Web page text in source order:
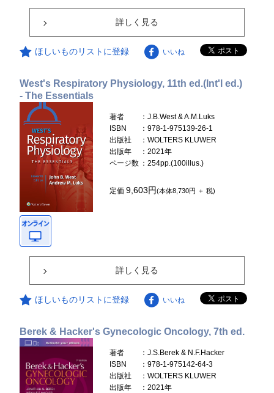
詳しく見る
ほしいものリストに登録 いいね
West's Respiratory Physiology, 11th ed.(Int'l ed.)
- The Essentials
著者
：J.B.West & A.M.Luks
ISBN
：978-1-975139-26-1
出版社
：WOLTERS KLUWER
出版年
：2021年
ページ数 ：254pp.(100illus.)
定価9,603円(本体8,730円 ＋ 税)
詳しく見る
ほしいものリストに登録 いいね
Berek & Hacker's Gynecologic Oncology, 7th ed.
著者
：J.S.Berek & N.F.Hacker
ISBN
：978-1-975142-64-3
出版社
：WOLTERS KLUWER
出版年
：2021年